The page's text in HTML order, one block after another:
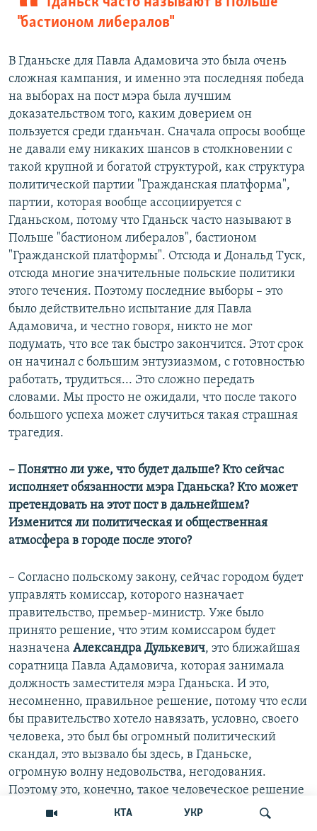
КТА УКР
"бастионом либералов"
В Гданьске для Павла Адамовича это была очень
сложная кампания, и именно эта последняя победа
на выборах на пост мэра была лучшим
доказательством того, каким доверием он
пользуется среди гданьчан. Сначала опросы вообще
не давали ему никаких шансов в столкновении с
такой крупной и богатой структурой, как структура
политической партии "Гражданская платформа",
партии, которая вообще ассоциируется с
Гданьском, потому что Гданьск часто называют в
Польше "бастионом либералов", бастионом
"Гражданской платформы". Отсюда и Дональд Туск,
отсюда многие значительные польские политики
этого течения. Поэтому последние выборы – это
было действительно испытание для Павла
Адамовича, и честно говоря, никто не мог
подумать, что все так быстро закончится. Этот срок
он начинал с большим энтузиазмом, с готовностью
работать, трудиться... Это сложно передать
словами. Мы просто не ожидали, что после такого
большого успеха может случиться такая страшная
трагедия.
– Понятно ли уже, что будет дальше? Кто сейчас
исполняет обязанности мэра Гданьска? Кто может
претендовать на этот пост в дальнейшем?
Изменится ли политическая и общественная
атмосфера в городе после этого?
– Согласно польскому закону, сейчас городом будет
управлять комиссар, которого назначает
правительство, премьер-министр. Уже было
принято решение, что этим комиссаром будет
назначена Александра Дулькевич, это ближайшая
соратница Павла Адамовича, которая занимала
должность заместителя мэра Гданьска. И это,
несомненно, правильное решение, потому что если
бы правительство хотело навязать, условно, своего
человека, это был бы огромный политический
скандал, это вызвало бы здесь, в Гданьске,
огромную волну недовольства, негодования.
Поэтому это, конечно, такое человеческое решение
– не стараться воспользоваться этой ситуацией